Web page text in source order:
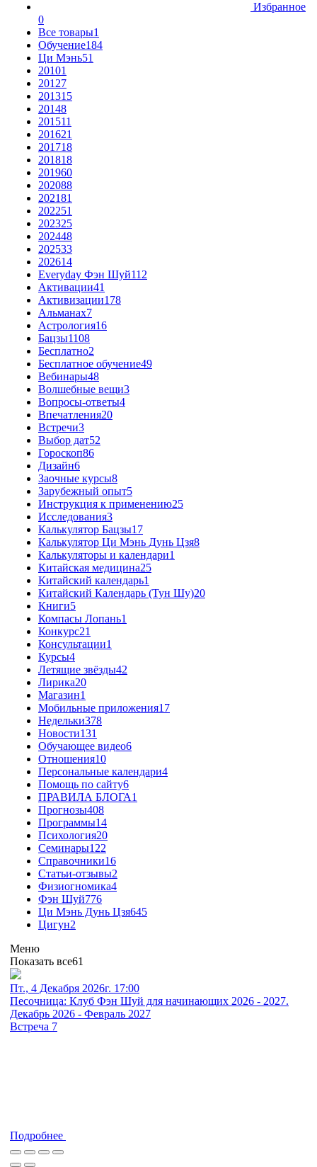
Избранное
0
Все товары1
Обучение184
Ци Мэнь51
20101
20127
201315
20148
201511
201621
201718
201818
201960
202088
202181
202251
202325
202448
202533
202614
Everyday Фэн Шуй112
Активации41
Активизации178
Альманах7
Астрология16
Бацзы1108
Бесплатно2
Бесплатное обучение49
Вебинары48
Волшебные вещи3
Вопросы-ответы4
Впечатления20
Встречи3
Выбор дат52
Гороскоп86
Дизайн6
Заочные курсы8
Зарубежный опыт5
Инструкция к применению25
Исследования3
Калькулятор Бацзы17
Калькулятор Ци Мэнь Дунь Цзя8
Калькуляторы и календари1
Китайская медицина25
Китайский календарь1
Китайский Календарь (Тун Шу)20
Книги5
Компасы Лопань1
Конкурс21
Консультации1
Курсы4
Летящие звёзды42
Лирика20
Магазин1
Мобильные приложения17
Недельки378
Новости131
Обучающее видео6
Отношения10
Персональные календари4
Помощь по сайту6
ПРАВИЛА БЛОГА1
Прогнозы408
Программы14
Психология20
Семинары122
Справочники16
Статьи-отзывы2
Физиогномика4
Фэн Шуй776
Ци Мэнь Дунь Цзя645
Цигун2
Меню
Показать все61
Пт., 4 Декабря 2026г. 17:00
Песочница: Клуб Фэн Шуй для начинающих 2026 - 2027.
Декабрь 2026 - Февраль 2027
Встреча 7
Подробнее